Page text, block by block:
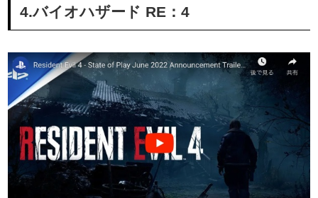
4.バイオハザード RE：4